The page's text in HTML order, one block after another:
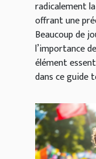
radicalement
offrant une
Beaucoup de
l’importance
élément
dans ce guide